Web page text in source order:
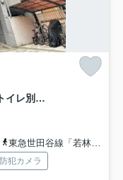
グリーンヒルズ 陽当たり良好 バストイレ別 TVドアフォン
東急世田谷線「若林」駅 徒歩13分
防犯カメラ